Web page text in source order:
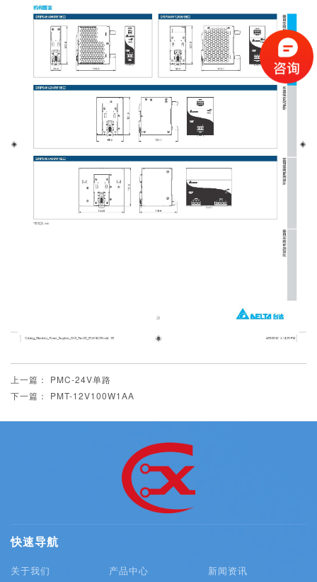
上一篇： PMC-24V单路
下一篇： PMT-12V100W1AA
快速导航
关于我们 产品中心 新闻资讯